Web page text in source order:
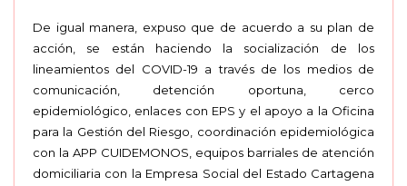
De igual manera, expuso que de acuerdo a su plan de
acción, se están haciendo la socialización de los
lineamientos del COVID-19 a través de los medios de
comunicación, detención oportuna, cerco
epidemiológico, enlaces con EPS y el apoyo a la Oficina
para la Gestión del Riesgo, coordinación epidemiológica
con la APP CUIDEMONOS, equipos barriales de atención
domiciliaria con la Empresa Social del Estado Cartagena